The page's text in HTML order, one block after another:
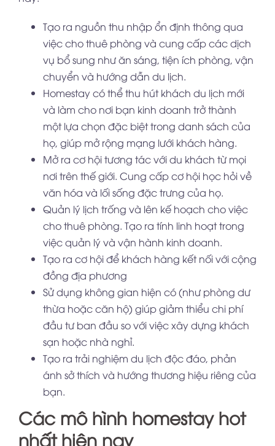
Tạo ra nguồn thu nhập ổn định thông qua
việc cho thuê phòng và cung cấp các dịch
vụ bổ sung như ăn sáng, tiện ích phòng, vận
chuyển và hướng dẫn du lịch.
Homestay có thể thu hút khách du lịch mới
và làm cho nơi bạn kinh doanh trở thành
một lựa chọn đặc biệt trong danh sách của
họ, giúp mở rộng mạng lưới khách hàng.
Mở ra cơ hội tương tác với du khách từ mọi
nơi trên thế giới. Cung cấp cơ hội học hỏi về
văn hóa và lối sống đặc trưng của họ.
Quản lý lịch trống và lên kế hoạch cho việc
cho thuê phòng. Tạo ra tính linh hoạt trong
việc quản lý và vận hành kinh doanh.
Tạo ra cơ hội để khách hàng kết nối với cộng
đồng địa phương
Sử dụng không gian hiện có (như phòng dư
thừa hoặc căn hộ) giúp giảm thiểu chi phí
đầu tư ban đầu so với việc xây dựng khách
sạn hoặc nhà nghỉ.
Tạo ra trải nghiệm du lịch độc đáo, phản
ánh sở thích và hướng thương hiệu riêng của
bạn.
Các mô hình homestay hot
nhất hiện nay